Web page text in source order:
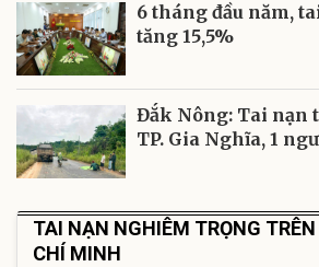
6 tháng đầu năm,
tăng 15,5%
Đắk Nông: Tai nạn
TP. Gia Nghĩa, 1
TAI NẠN NGHIÊM TRỌNG
CHÍ MINH